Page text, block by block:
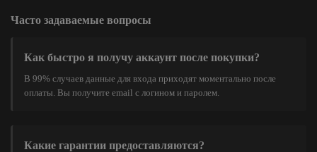
Часто задаваемые вопросы
Как быстро я получу аккаунт после покупки?
В 99% случаев данные для входа приходят моментально после
оплаты. Вы получите email с логином и паролем.
Какие гарантии предоставляются?